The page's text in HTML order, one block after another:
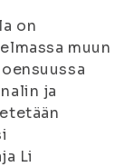
on
muun
ja
Li